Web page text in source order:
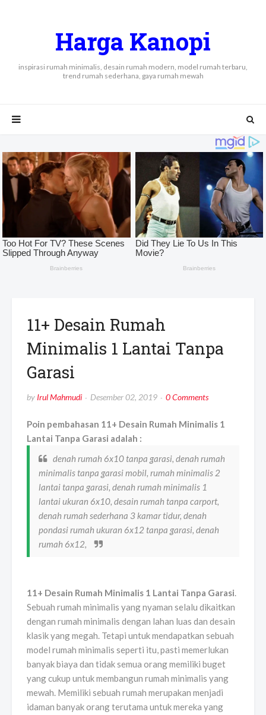
Harga Kanopi
inspirasi rumah minimalis, desain rumah modern, model rumah terbaru,
trend rumah sederhana, gaya rumah mewah
11+ Desain Rumah
Minimalis 1 Lantai Tanpa
Garasi
by Irul Mahmudi Desember 02, 2019 0 Comments
Poin pembahasan 11+ Desain Rumah Minimalis 1
Lantai Tanpa Garasi adalah :
denah rumah 6x10 tanpa garasi, denah rumah
minimalis tanpa garasi mobil, rumah minimalis 2
lantai tanpa garasi, denah rumah minimalis 1
lantai ukuran 6x10, desain rumah tanpa carport,
denah rumah sederhana 3 kamar tidur, denah
pondasi rumah ukuran 6x12 tanpa garasi, denah
rumah 6x12,
11+ Desain Rumah Minimalis 1 Lantai Tanpa Garasi.
Sebuah rumah minimalis yang nyaman selalu dikaitkan
dengan rumah minimalis dengan lahan luas dan desain
klasik yang megah. Tetapi untuk mendapatkan sebuah
model rumah minimalis seperti itu, pasti memerlukan
banyak biaya dan tidak semua orang memiliki buget
yang cukup untuk membangun rumah minimalis yang
mewah. Memiliki sebuah rumah merupakan menjadi
idaman banyak orang terutama untuk mereka yang